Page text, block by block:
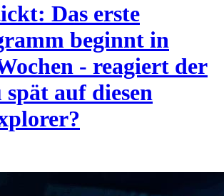
Das erste
beginnt in
- reagiert der
auf diesen